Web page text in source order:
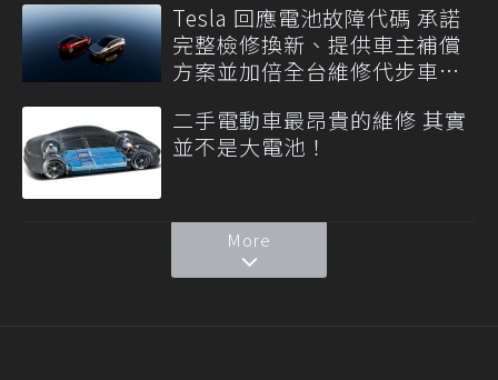
Tesla 回應電池故障代碼 承諾
完整檢修換新、提供車主補償
方案並加倍全台維修代步車數
二手電動車最昂貴的維修 其實
並不是大電池！
More